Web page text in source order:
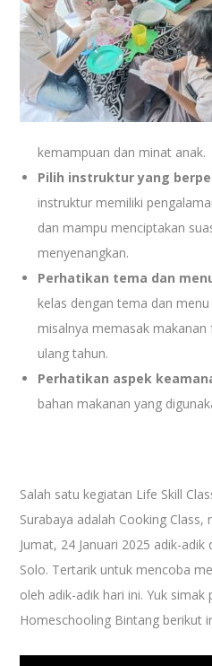
kemampuan dan minat anak.
Pilih instruktur yang
instruktur memiliki
dan mampu menciptakan
menyenangkan.
Perhatikan tema dan
kelas dengan tema dan
misalnya memasak
ulang tahun.
Perhatikan aspek
bahan makanan yang
Salah satu kegiatan Life Skill
Surabaya adalah Cooking
Jumat, 24 Januari 2025 adik-
Solo. Tertarik untuk mencoba
oleh adik-adik hari ini. Yuk
Homeschooling Bintang berikut